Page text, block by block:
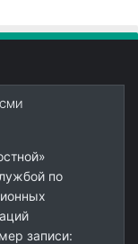
СМИ
по
записи: